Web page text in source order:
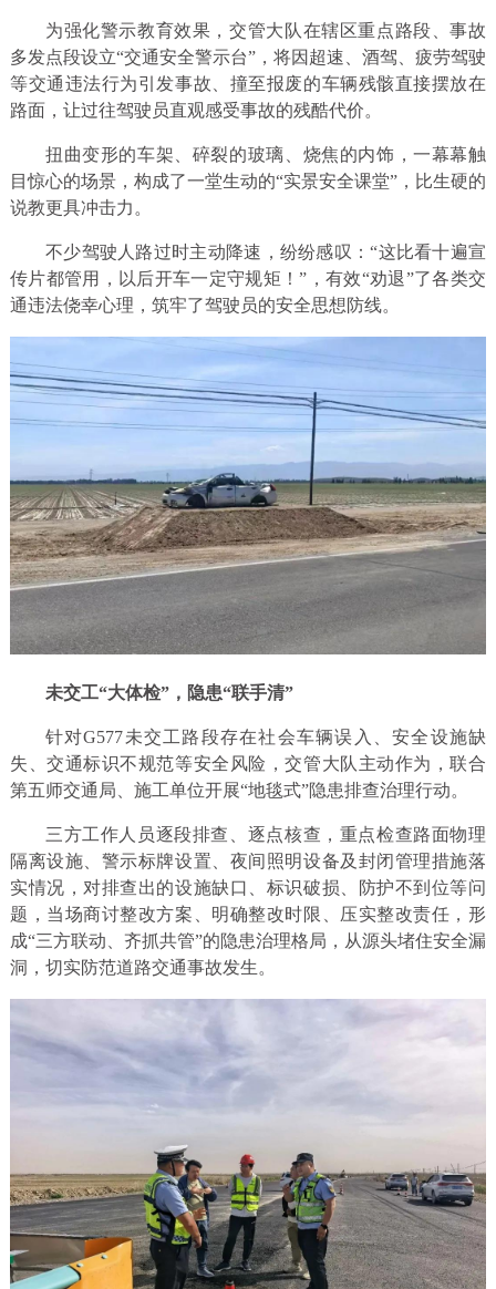
为强化警示教育效果，交管大队在辖区重点路段、事故
多发点段设立“交通安全警示台”，将因超速、酒驾、疲劳驾驶
等交通违法行为引发事故、撞至报废的车辆残骸直接摆放在
路面，让过往驾驶员直观感受事故的残酷代价。
扭曲变形的车架、碎裂的玻璃、烧焦的内饰，一幕幕触
目惊心的场景，构成了一堂生动的“实景安全课堂”，比生硬的
说教更具冲击力。
不少驾驶人路过时主动降速，纷纷感叹：“这比看十遍宣
传片都管用，以后开车一定守规矩！”，有效“劝退”了各类交
通违法侥幸心理，筑牢了驾驶员的安全思想防线。
未交工“大体检”，隐患“联手清”
针对G577未交工路段存在社会车辆误入、安全设施缺
失、交通标识不规范等安全风险，交管大队主动作为，联合
第五师交通局、施工单位开展“地毯式”隐患排查治理行动。
三方工作人员逐段排查、逐点核查，重点检查路面物理
隔离设施、警示标牌设置、夜间照明设备及封闭管理措施落
实情况，对排查出的设施缺口、标识破损、防护不到位等问
题，当场商讨整改方案、明确整改时限、压实整改责任，形
成“三方联动、齐抓共管”的隐患治理格局，从源头堵住安全漏
洞，切实防范道路交通事故发生。